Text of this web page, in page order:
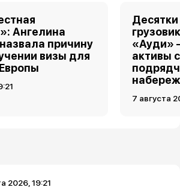
Ангелина
причину
визы для
«Ауди»
активы
7 августа
2026, 19:21